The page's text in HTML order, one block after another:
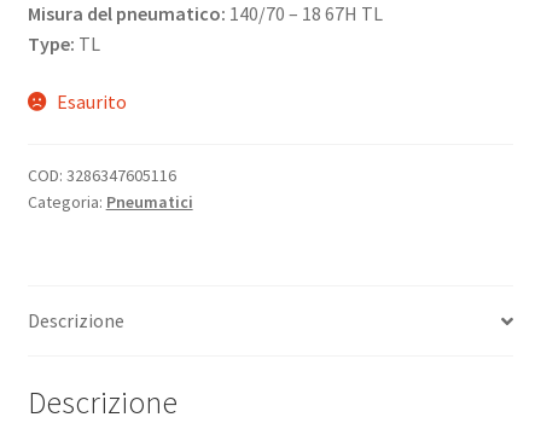
Misura del pneumatico: 140/70 – 18 67H TL
Type: TL
Esaurito
COD: 3286347605116
Categoria: Pneumatici
Descrizione
Descrizione